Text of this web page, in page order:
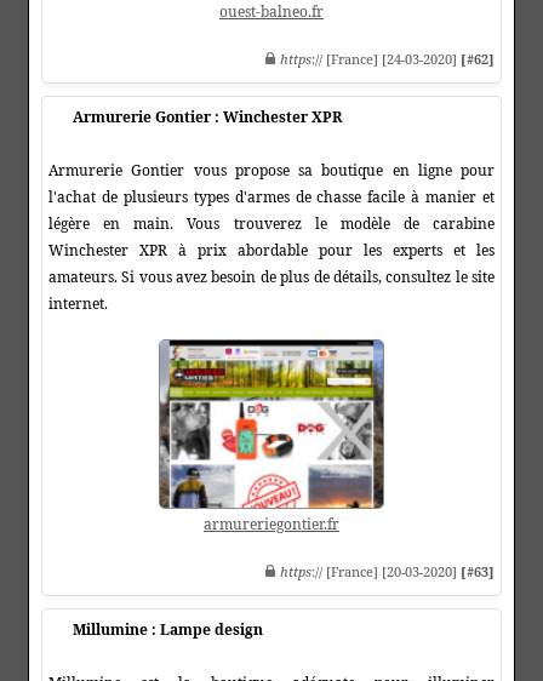
ouest-balneo.fr
https:// [France] [24-03-2020] [#62]
Armurerie Gontier : Winchester XPR
Armurerie Gontier vous propose sa boutique en ligne pour
l'achat de plusieurs types d'armes de chasse facile à manier et
légère en main. Vous trouverez le modèle de carabine
Winchester XPR à prix abordable pour les experts et les
amateurs. Si vous avez besoin de plus de détails, consultez le site
internet.
armureriegontier.fr
https:// [France] [20-03-2020] [#63]
Millumine : Lampe design